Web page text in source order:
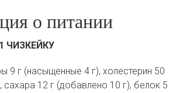
о питании
ЧИЗКЕЙКУ
9 г (насыщенные 4 г), холестерин 50
сахара 12 г (добавлено 10 г), белок 5